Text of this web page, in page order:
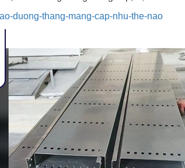
duong-thang-mang-cap-nhu-the-nao